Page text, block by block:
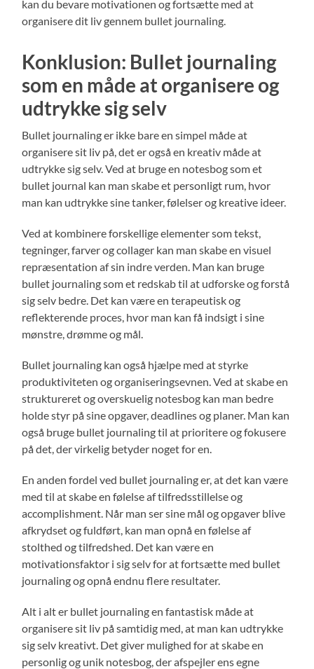
kan du bevare motivationen og fortsætte med at
organisere dit liv gennem bullet journaling.
Konklusion: Bullet journaling
som en måde at organisere og
udtrykke sig selv
Bullet journaling er ikke bare en simpel måde at
organisere sit liv på, det er også en kreativ måde at
udtrykke sig selv. Ved at bruge en notesbog som et
bullet journal kan man skabe et personligt rum, hvor
man kan udtrykke sine tanker, følelser og kreative ideer.
Ved at kombinere forskellige elementer som tekst,
tegninger, farver og collager kan man skabe en visuel
repræsentation af sin indre verden. Man kan bruge
bullet journaling som et redskab til at udforske og forstå
sig selv bedre. Det kan være en terapeutisk og
reflekterende proces, hvor man kan få indsigt i sine
mønstre, drømme og mål.
Bullet journaling kan også hjælpe med at styrke
produktiviteten og organiseringsevnen. Ved at skabe en
struktureret og overskuelig notesbog kan man bedre
holde styr på sine opgaver, deadlines og planer. Man kan
også bruge bullet journaling til at prioritere og fokusere
på det, der virkelig betyder noget for en.
En anden fordel ved bullet journaling er, at det kan være
med til at skabe en følelse af tilfredsstillelse og
accomplishment. Når man ser sine mål og opgaver blive
afkrydset og fuldført, kan man opnå en følelse af
stolthed og tilfredshed. Det kan være en
motivationsfaktor i sig selv for at fortsætte med bullet
journaling og opnå endnu flere resultater.
Alt i alt er bullet journaling en fantastisk måde at
organisere sit liv på samtidig med, at man kan udtrykke
sig selv kreativt. Det giver mulighed for at skabe en
personlig og unik notesbog, der afspejler ens egne